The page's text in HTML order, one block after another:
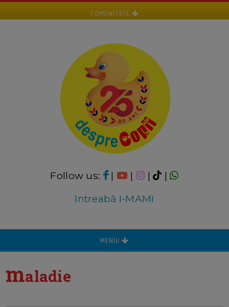
COMUNITATE
Follow us: | | |
|
Intreabă I-MAMI
MENIU
maladie